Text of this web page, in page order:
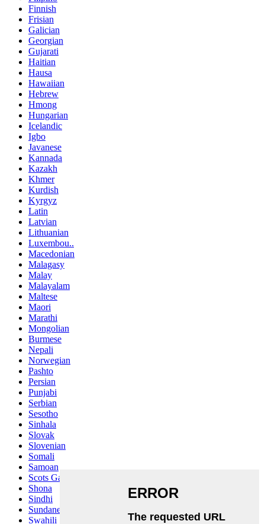
Finnish
Frisian
Galician
Georgian
Gujarati
Haitian
Hausa
Hawaiian
Hebrew
Hmong
Hungarian
Icelandic
Igbo
Javanese
Kannada
Kazakh
Khmer
Kurdish
Kyrgyz
Latin
Latvian
Lithuanian
Luxembou..
Macedonian
Malagasy
Malay
Malayalam
Maltese
Maori
Marathi
Mongolian
Burmese
Nepali
Norwegian
Pashto
Persian
Punjabi
Serbian
Sesotho
Sinhala
Slovak
Slovenian
Somali
Samoan
Scots Gaelic
Shona
Sindhi
Sundanese
Swahili